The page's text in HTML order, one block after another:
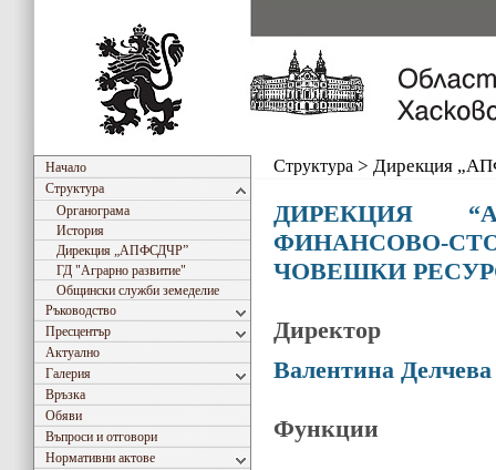
Начало
Структура
Органограма
История
Дирекция „АПФСДЧР”
ГД "Аграрно развитиe"
Общински служби земеделие
Ръководство
Пресцентър
Актуално
Галерия
Връзка
Обяви
Въпроси и отговори
Нормативни актове
Структура > Дирекция
ДИРЕКЦИЯ
ФИНАНСОВО-
ЧОВЕШКИ
Директор
Валентина Делчева
Функции